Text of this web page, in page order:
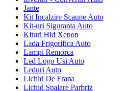
Jante
Kit Incalzire Scaune Auto
Kit-uri Siguranta Auto
Kituri Hid Xenon
Lada Frigorifica Auto
Lampi Remorca
Led Logo Usi Auto
Leduri Auto
Lichid De Frana
Lichid Spalare Parbriz